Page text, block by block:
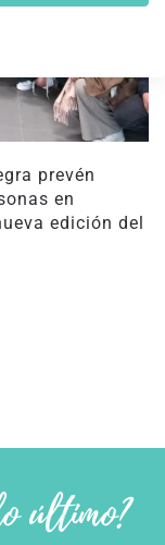
prevén
en
edición del
último?